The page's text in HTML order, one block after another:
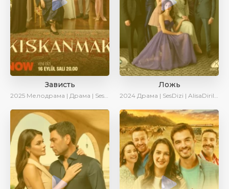
Зависть
2025 Мелодрама | Драма | SesDizi | Ирина Котова | AlisaDirilis | Новинки | Сериалы 2025
Ложь
2024 Драма | SesDizi | AlisaDirilis | Сериалы 2024